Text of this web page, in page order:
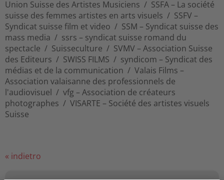
Union Suisse des Artistes Musiciens / SSFA – La société
suisse des femmes artistes en arts visuels / SSFV –
Syndicat suisse film et video / SSM – Syndicat suisse des
mass media / ssrs – syndicat suisse romand du
spectacle / Suisseculture / SVMV – Association Suisse
des Editeurs / SWISS FILMS / syndicom – Syndicat des
médias et de la communication / Valais Films –
Association valaisanne des professionnels de
l'audiovisuel / vfg – Association de créateurs
photographes / VISARTE – Société des artistes visuels
Suisse
« indietro